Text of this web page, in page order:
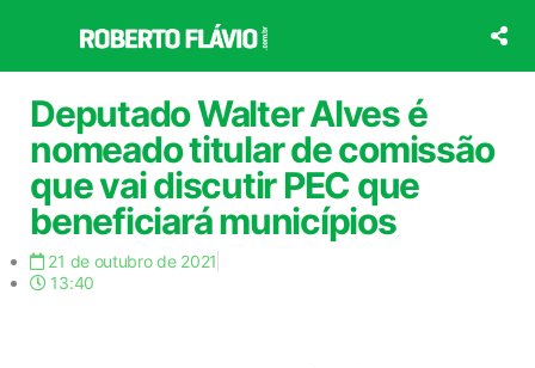
o
conteúdo
Deputado Walter Alves é
nomeado titular de comissão
que vai discutir PEC que
beneficiará municípios
21 de outubro de 2021
13:40